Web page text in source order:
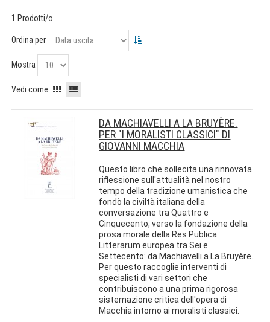
1 Prodotti/o
Ordina per
Mostra
Vedi come
DA MACHIAVELLI A LA BRUYÈRE.
PER "I MORALISTI CLASSICI" DI
GIOVANNI MACCHIA
Questo libro che sollecita una rinnovata
riflessione sull'attualità nel nostro
tempo della tradizione umanistica che
fondò la civiltà italiana della
conversazione tra Quattro e
Cinquecento, verso la fondazione della
prosa morale della Res Publica
Litterarum europea tra Sei e
Settecento: da Machiavelli a La Bruyère.
Per questo raccoglie interventi di
specialisti di vari settori che
contribuiscono a una prima rigorosa
sistemazione critica dell'opera di
Macchia intorno ai moralisti classici.